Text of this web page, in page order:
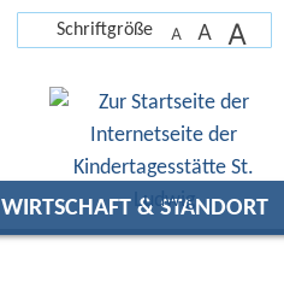
Schriftgröße A A A
WIRTSCHAFT & STANDORT